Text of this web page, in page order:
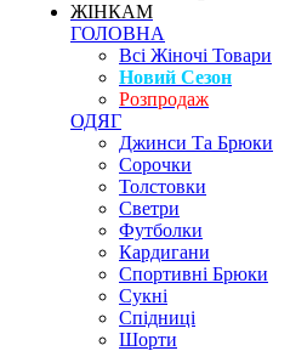
ЖІНКАМ
ГОЛОВНА
Всі Жіночі Товари
Новий Сезон
Розпродаж
ОДЯГ
Джинси Та Брюки
Сорочки
Толстовки
Светри
Футболки
Кардигани
Спортивні Брюки
Сукні
Спідниці
Шорти